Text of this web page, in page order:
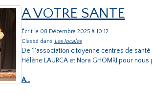
A VOTRE SANTE
Écrit le 08 Décembre 2025 à 10:12
Classé dans Les locales
De 'l'association citoyenne centres de
Hélène LAURCA et Nora GHOMRI pour
A...